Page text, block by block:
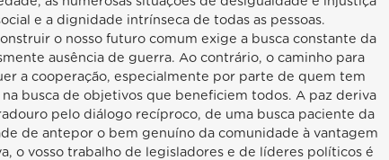
e a dignidade intrínseca de todas as pessoas.
o nosso futuro comum exige a busca constante da
ausência de guerra. Ao contrário, o caminho para
a cooperação, especialmente por parte de quem tem
busca de objetivos que beneficiem todos. A paz deriva
pelo diálogo recíproco, de uma busca paciente da
de antepor o bem genuíno da comunidade à vantagem
o vosso trabalho de legisladores e de líderes políticos é